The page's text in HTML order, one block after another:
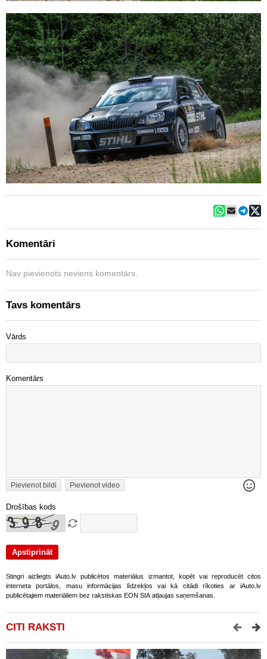
Komentāri
Nav pievienots neviens komentārs.
Tavs komentārs
Vārds
Komentārs
Pievienot bildi Pievienot video
Drošības kods
Stingri aizliegts iAuto.lv publicētos materiālus izmantot, kopēt vai reproducēt citos
interneta portālos, masu informācijas līdzekļos vai kā citādi rīkoties ar iAuto.lv
publicētajiem materiāliem bez rakstiskas EON SIA atļaujas saņemšanas.
CITI RAKSTI